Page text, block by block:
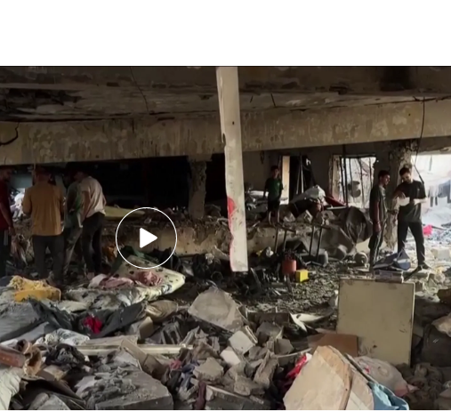
israelí siguen quitando vidas en Gaza: "Ya no queda espacio donde enterrarlos"
que ha conmocionado a Venecia con la historia de
Gaza
para añadir presión sobre el primer ministro
aprobarán en el Consejo de Ministros y supondrán toda
de intenciones. Desde el Palacio de la Moncloa y con un
Sánchez ha empezado hablando delsufrimiento
. El presidente del Gobierno ha anunciado el primer
de medidas contra Israel.